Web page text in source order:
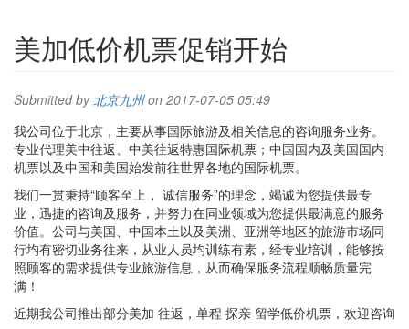
美加低价机票促销开始
Submitted by北京九州on 2017-07-05 05:49
我公司位于北京，主要从事国际旅游及相关信息的咨询服务业务。
专业代理美中往返、中美往返特惠国际机票；中国国内及美国国内
机票以及中国和美国始发前往世界各地的国际机票。
我们一贯秉持“顾客至上， 诚信服务”的理念，竭诚为您提供最专
业，迅捷的咨询及服务，并努力在同业领域为您提供最满意的服务
价值。公司与美国、中国本土以及美洲、亚洲等地区的旅游市场同
行均有密切业务往来，从业人员均训练有素，经专业培训，能够按
照顾客的需求提供专业旅游信息，从而确保服务流程顺畅质量完
满！
近期我公司推出部分美加 往返，单程 探亲 留学低价机票，欢迎咨询